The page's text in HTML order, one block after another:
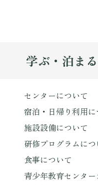
学ぶ・泊まる
センターについて
宿泊・日帰り利用に
施設設備について
研修プログラムにつ
食事について
青少年教育センタ